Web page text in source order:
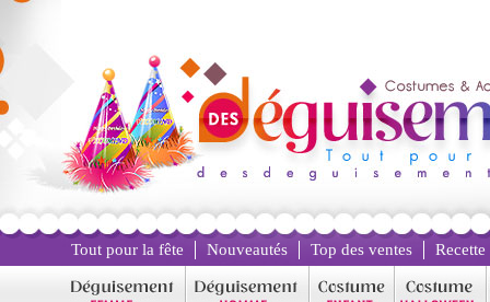
Tout pour la fête Nouveautés Top des ventes